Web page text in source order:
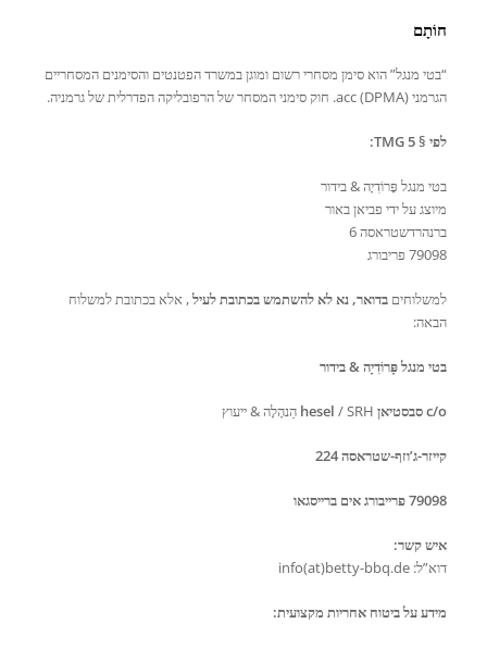
חוֹתָם
“בטי מנגל” הוא סימן מסחרי רשום ומוגן במשרד הפטנטים והסימנים המסחריים
הגרמני (DPMA) acc. חוק סימני המסחר של הרפובליקה הפדרלית של גרמניה.
לפי § 5 TMG:
בטי מנגל פָּרוֹדִיָה & בידור
מיוצג על ידי פביאן באור
ברנהרדשטראסה 6
79098 פריבורג
למשלוחיםבדואר, נא לא להשתמש בכתובת לעיל, אלא בכתובת למשלוח
הבאה:
בטי מנגל פָּרוֹדִיָה & בידור
c/o סבסטיאן hesel / SRH הַנהָלָה & ייעוץ
קייזר-ג’וזף-שטראסה 224
79098 פרייבורג אים ברייסגאו
איש קשר:
דוא”ל: info(at)betty-bbq.de
מידע על ביטוח אחריות מקצועית: